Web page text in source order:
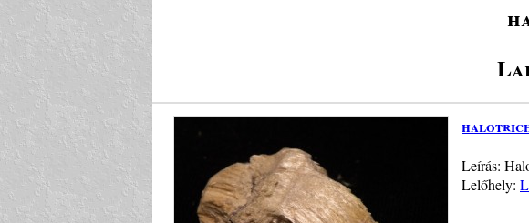
Leírás:
Lelőhely: